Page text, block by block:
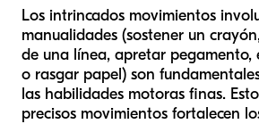
Los intrincados movimientos
manualidades (sostener un
de una línea, apretar pegamento,
o rasgar papel) son
las habilidades motoras finas.
precisos movimientos fortalecen